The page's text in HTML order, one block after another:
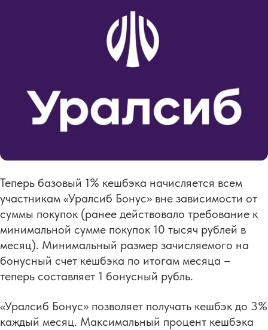
Теперь базовый 1% кешбэка начисляется всем
участникам «Уралсиб Бонус» вне зависимости от
суммы покупок (ранее действовало требование к
минимальной сумме покупок 10 тысяч рублей в
месяц). Минимальный размер зачисляемого на
бонусный счет кешбэка по итогам месяца –
теперь составляет 1 бонусный рубль.
«Уралсиб Бонус» позволяет получать кешбэк до 3%
каждый месяц. Максимальный процент кешбэка